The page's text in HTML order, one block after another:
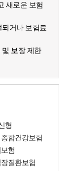
새로운 보험
거나 보험료
보장 제한
형
종합건강보험
험
질환보험